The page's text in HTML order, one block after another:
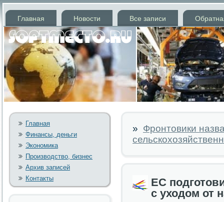
Главная Новости Все записи
Главная
Финансы, деньги
Экономика
Производство, бизнес
Архив записей
Контакты
» Фронтовики
ЕС
с уходом от